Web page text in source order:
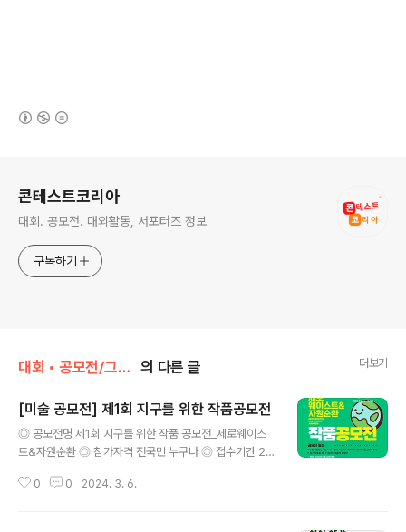
콘테스트코리아
대회. 공모전. 대외활동, 서포터즈 정보
구독하기
대회 • 공모전/그림 • 미술 • 디자인 • 웹툰. 의 다른 글 더보기
[미술 공모전] 제1회 지구를 위한 작품공모전
◎ 공모전명 제1회 지구를 위한 작품 공모전_제로웨이스
트&자원순환 ◎ 참가자격 전국민 누구나 ◎ 접수기간 20
글짓기) - 표어 : 총 16자 내외, 1인 2점 - 시: A4 1장 이내
0 0 2024. 3. 6.